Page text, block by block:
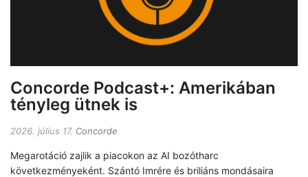
Concorde Podcast+: Amerikában
tényleg ütnek is
2026. július 17. Concorde
Megarotáció zajlik a piacokon az AI bozótharc
következményeként. Szántó Imrére és briliáns mondásaira